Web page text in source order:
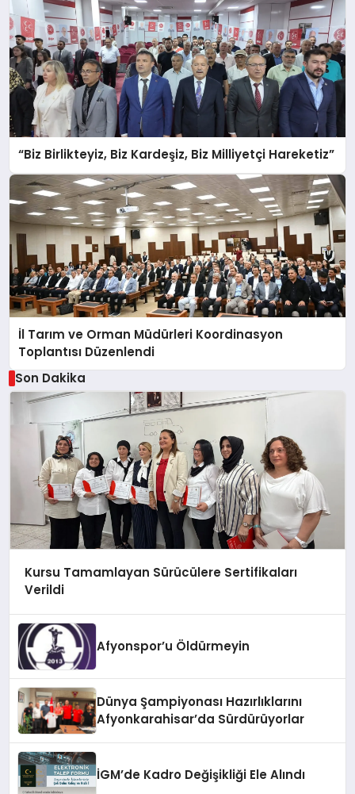
“Biz Birlikteyiz, Biz Kardeşiz, Biz Milliyetçi Hareketiz”
İl Tarım ve Orman Müdürleri Koordinasyon
Toplantısı Düzenlendi
Son Dakika
Kursu Tamamlayan Sürücülere Sertifikaları
Verildi
Afyonspor’u Öldürmeyin
Dünya Şampiyonası Hazırlıklarını
Afyonkarahisar’da Sürdürüyorlar
İGM’de Kadro Değişikliği Ele Alındı